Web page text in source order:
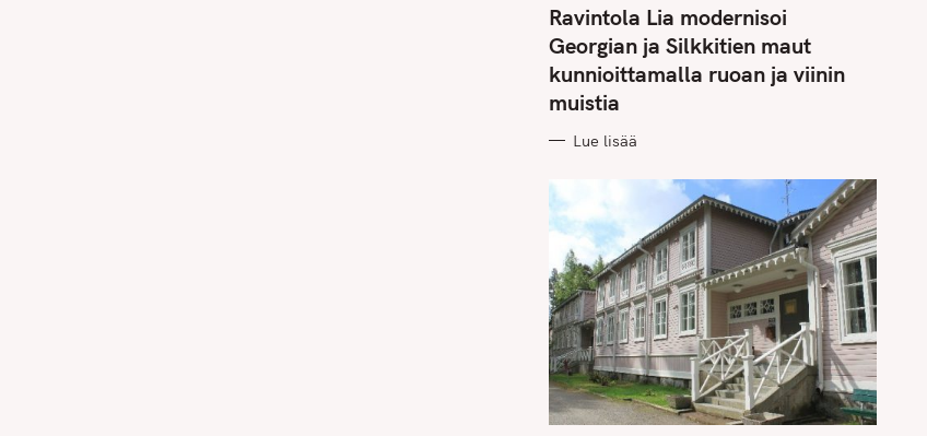
T
E
G
O
R
I
S
Ravintola Lia modernisoi
Georgian ja Silkkitien maut
kunnioittamalla ruoan ja viinin
muistia
Lue lisää